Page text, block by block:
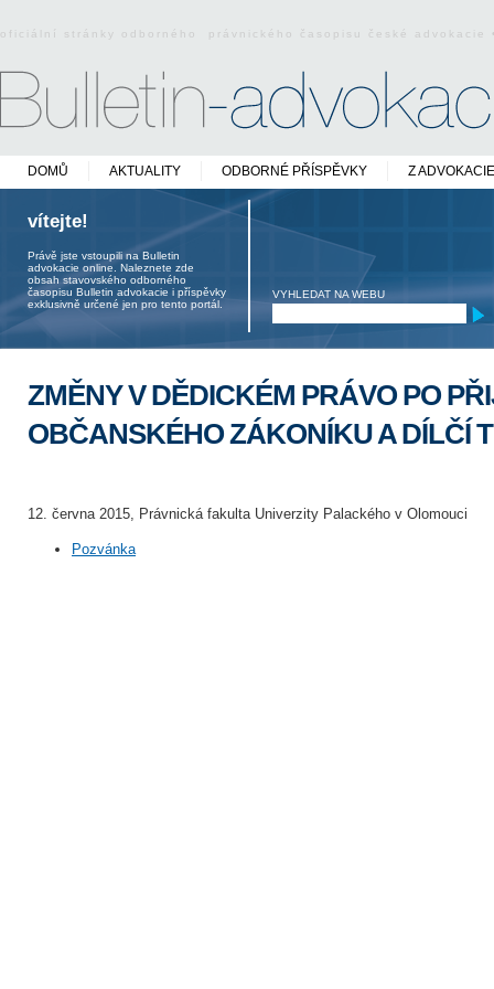
oficiální stránky odborného právnického časopisu české
DOMŮ AKTUALITY ODBORNÉ PŘÍSPĚVKY Z ADVOKACIE
vítejte!
Právě jste vstoupili na Bulletin
advokacie online. Naleznete zde
obsah stavovského odborného
časopisu Bulletin advokacie i příspěvky
exklusivně určené jen pro tento portál.
VYHLEDAT NA WEBU
ZMĚNY V DĚDICKÉM PRÁVO PO
OBČANSKÉHO ZÁKONÍKU A DÍLČÍ
12. června 2015, Právnická fakulta Univerzity Palackého v Olomouci
Pozvánka